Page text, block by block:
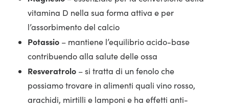
vitamina D nella sua forma attiva e per
l’assorbimento del calcio
Potassio – mantiene l’equilibrio acido-base
contribuendo alla salute delle ossa
Resveratrolo – si tratta di un fenolo che
possiamo trovare in alimenti quali vino rosso,
arachidi, mirtilli e lamponi e ha effetti anti-